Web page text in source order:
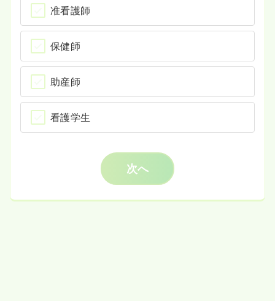
准看護師
保健師
助産師
看護学生
次へ